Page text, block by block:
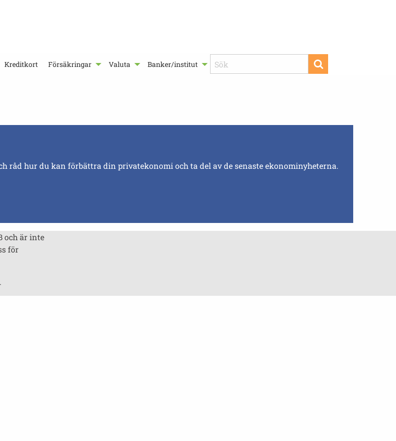
Kreditkort Försäkringar Valuta Banker/institut
råd hur du kan förbättra din privatekonomi och ta del av de senaste ekonominyheterna.
och är inte
för